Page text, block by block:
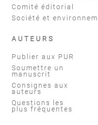
Comité éditorial
Société et
AUTEURS
Publier aux PUR
Soumettre un
manuscrit
Consignes aux
auteurs
Questions les
plus fréquentes